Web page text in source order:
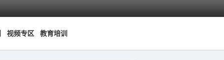
视频专区 教育培训